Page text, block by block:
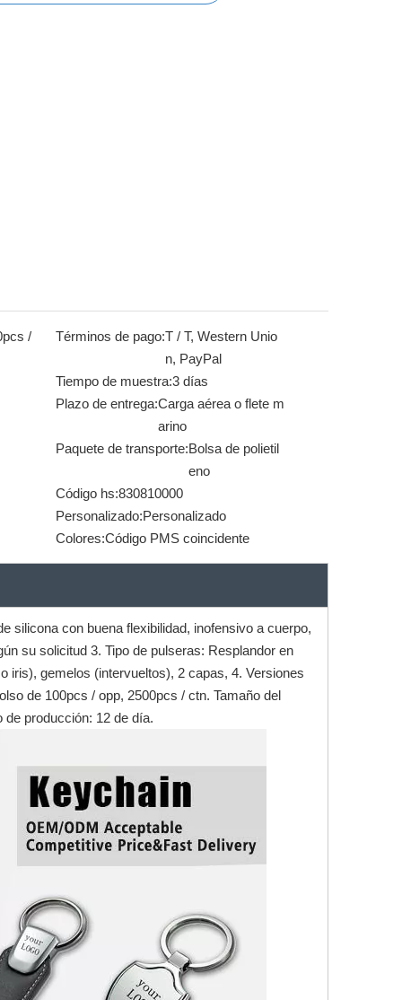
/
Términos de pago:T / T, Western Unio
n, PayPal
Tiempo de muestra:3 días
Plazo de entrega:Carga aérea o flete m
arino
Paquete de transporte:Bolsa de polietil
eno
Código hs:830810000
Personalizado:Personalizado
Colores:Código PMS coincidente
silicona con buena flexibilidad, inofensivo a cuerpo,
su solicitud 3. Tipo de pulseras: Resplandor en
iris), gemelos (intervueltos), 2 capas, 4. Versiones
de 100pcs / opp, 2500pcs / ctn. Tamaño del
producción: 12 de día.